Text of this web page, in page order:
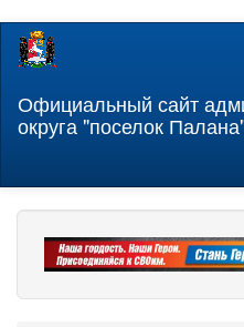
Перейти
содержанию
Официальный сайт
округа "поселок